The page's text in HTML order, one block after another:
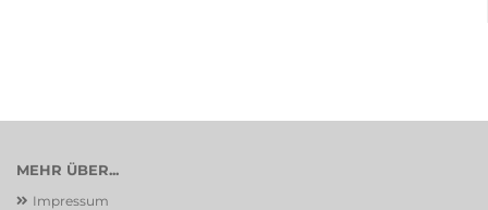
MEHR ÜBER...
Impressum